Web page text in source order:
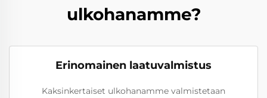
ulkohanamme?
Erinomainen laatuvalmistus
Kaksinkertaiset ulkohanamme valmistetaan